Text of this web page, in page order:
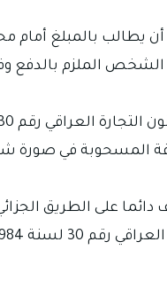
بالمبلغ أمام
الملزم بالدفع
المسحوبة في صورة
على الطريق